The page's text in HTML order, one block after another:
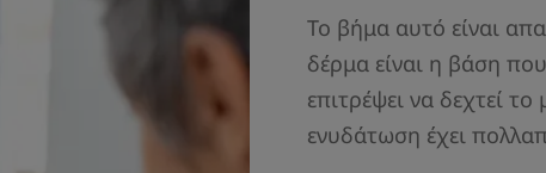
Το βήμα αυτό είναι
δέρμα είναι η βάση
επιτρέψει να δεχτεί
ενυδάτωση έχει